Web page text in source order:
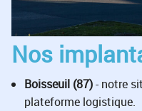
Nos
Boisseuil (87)- notre
plateforme logistique.